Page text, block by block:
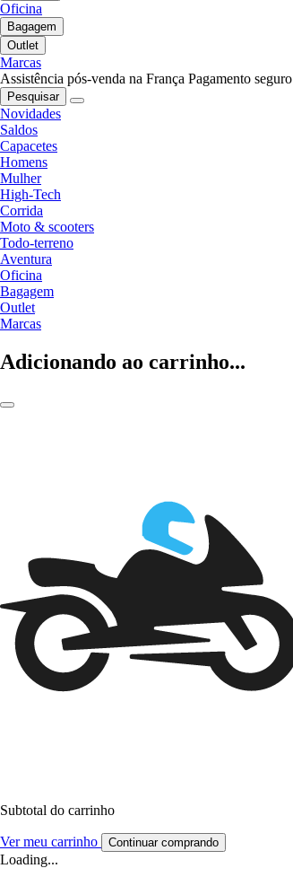
Oficina
Bagagem
Outlet
Marcas
Assistência pós-venda na França Pagamento seguro
Pesquisar
Novidades
Saldos
Capacetes
Homens
Mulher
High-Tech
Corrida
Moto & scooters
Todo-terreno
Aventura
Oficina
Bagagem
Outlet
Marcas
Adicionando ao carrinho...
Subtotal do carrinho
Ver meu carrinho Continuar comprando
Loading...